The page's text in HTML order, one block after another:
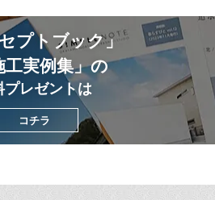
セプトブック」
工実例集」の
プレゼントは
コチラ